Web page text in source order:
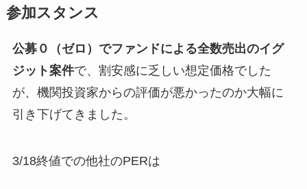
参加スタンス
公募０（ゼロ）でファンドによる全数売出のイグ
ジット案件で、割安感に乏しい想定価格でした
が、機関投資家からの評価が悪かったのか大幅に
引き下げてきました。
3/18終値での他社のPERは